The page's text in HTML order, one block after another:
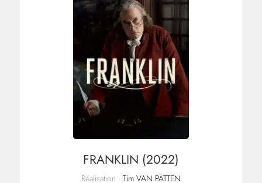
FRANKLIN (2022)
Réalisation : Tim VAN PATTEN